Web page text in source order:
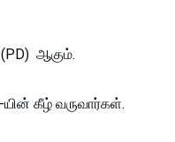
(PD) ஆகும்.
கீழ் வருவார்கள்.